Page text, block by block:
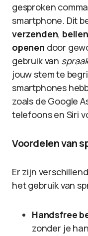
gesproken
smartphone. Dit
verzenden, bellen
openen door
gebruik van
jouw stem te
smartphones
zoals de Google
telefoons en Siri
Voordelen van
Er zijn
het gebruik van
Handsfree
zonder je